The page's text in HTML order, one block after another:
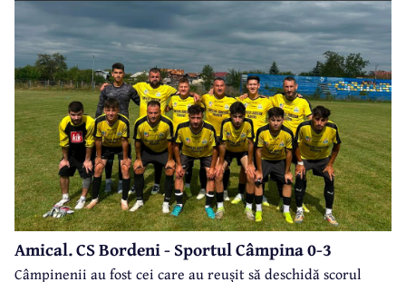
Amical. CS Bordeni - Sportul Câmpina 0-3
Câmpinenii au fost cei care au reușit să deschidă scorul